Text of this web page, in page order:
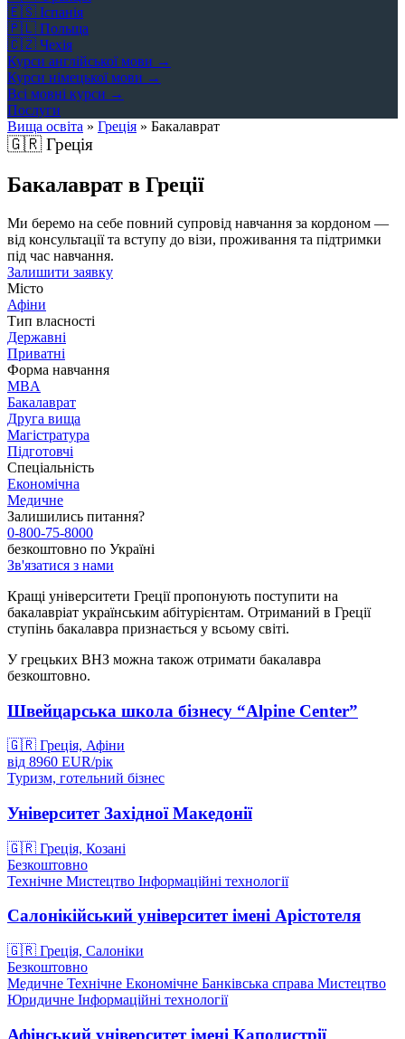
🇪🇸 Іспанія
🇵🇱 Польща
🇨🇿 Чехія
Курси англійської мови →
Курси німецької мови →
Всі мовні курси →
Послуги
Вища освіта » Греція » Бакалаврат
🇬🇷Греція
Бакалаврат в Греції
Ми беремо на себе повний супровід навчання за кордоном —
від консультації та вступу до візи, проживання та підтримки
під час навчання.
Залишити заявку
Місто
Афіни
Тип власності
Державні
Приватні
Форма навчання
MBA
Бакалаврат
Друга вища
Магістратура
Підготовчі
Спеціальність
Економічна
Медичне
Залишились питання?
0-800-75-8000
безкоштовно по Україні
Зв'язатися з нами
Кращі університети Греції пропонують поступити на
бакалавріат українським абітурієнтам. Отриманий в Греції
ступінь бакалавра признається у всьому світі.
У грецьких ВНЗ можна також отримати бакалавра
безкоштовно.
Швейцарська школа бізнесу “Alpine Center”
🇬🇷 Греція, Афіни
від 8960 EUR/рік
Туризм, готельний бізнес
Університет Західної Македонії
🇬🇷 Греція, Козані
Безкоштовно
Технічне Мистецтво Інформаційні технології
Салонікійський університет імені Арістотеля
🇬🇷 Греція, Салоніки
Безкоштовно
Медичне Технічне Економічне Банківська справа Мистецтво
Юридичне Інформаційні технології
Афінський університет імені Каподистрії